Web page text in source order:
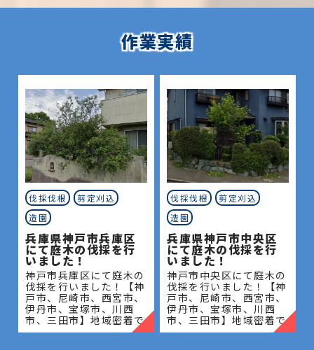
伐採、支障木、支障木 伐採、特殊 伐採、竹林 伐採、
立木 伐採、高木 伐採、大木 伐採、伐採 料金、樹木
金、庭木 伐採 価格、高い 木 を 切る、アーボ リス
ト、木 の 伐採 業者、伐採 費用、庭 の 木 の 伐採 値
段、樹木 伐採 費用、 高く なり すぎ た 木 剪定、巨
木 の 伐採、20m ケヤキ 伐採 、処分 費用、杉 伐
採、ケヤキ 伐採、欅 伐採、クスノキ 伐採、ヒノキ
伐採、ソテツ 伐採、松の木 伐採、桜の 木 伐採、シ
ュロ の 木 伐採、シマトネリコ 伐採、大木 伐採 費
用、高く なり すぎ た 木 剪定、特殊 伐採 費用、山
の 木 の 伐採、立木 伐採、庭木 伐採 業者、植木 伐
採、大木 伐採 業者、神社 の 木 伐採、竹 伐採、
10m の 木 伐採、11m の 木 伐採、12m の 木 伐
採、13m の 木 伐採、14m の 木 伐採、15m の 木
伐採、16m の 木 伐採、17m の 木 伐採、19m の
木 伐採、20m の 木 伐採
す。
【対応エリア】
兵庫県：神戸市(東灘区、灘区、中央区、兵庫区、長
田区、須磨区、垂水区、北区、西区)、尼崎市、西宮
市、芦屋市
【詳細】
兵庫県 神戸市 伐採、兵庫県神戸市北区 伐採、
兵庫県神戸市西区 伐採、兵庫県神戸市東灘区 伐
採、兵庫県神戸市灘区 伐採、兵庫県神戸市中央
区 伐採、兵庫県神戸市兵庫区 伐採、兵庫県神戸
市長田区 伐採、兵庫県神戸市須磨区 伐採、兵庫
県神戸市垂水区 伐採、尼崎市 伐採、尼崎市 潮
江 伐採、尼崎市 上坂部 伐採、尼崎市 南塚口
町 伐採、芦屋市 伐採、芦屋市 朝日が丘町 伐
豊富な経験と知識を活かして、皆様のお庭の魅力を最
お庭や緑に関する疑問には相談に乗り、気になる料金
についても正確なお見積りを提出させていただきま
す。
まずはお気軽に何なりとお問合せください。
【対応エリア】
兵庫県：神戸市(東灘区、灘区、中央区、兵庫区、長
田区、須磨区、垂水区、北区、西区)、尼崎市、西宮
市、芦屋市
【詳細】
そのほかの作業事例はこちら
庭真は、気軽に何でも相談できる神戸周辺、北摂エ
リアでの植木屋さんとして、地域の皆様のお庭のお悩
みにしっかりお答えして様々な問題を解決し、お客
様の大切な緑の空間をしっかりお守りさせていただ
きます。
庭木や植木などの緑はすべて生き物ですので、それら
の魅力を引き出すためには、時間と手間をかける必
要があります。
豊富な経験と知識を活かして、皆様のお庭の魅力を最
大限に活かせるよう、しっかりサポートさせていた
だきます。
お庭や緑に関する疑問には相談に乗り、気になる料金
作業実績
伐採伐根
剪定刈込
造園
兵庫県神戸市兵庫区
にて庭木の伐採を行
いました！
神戸市兵庫区にて庭木の
伐採を行いました！【神
戸市、尼崎市、西宮市、
伊丹市、宝塚市、川西
市、三田市】地域密着で
伐採・抜根・剪定・草刈
伐採伐根
剪定刈込
造園
兵庫県神戸市中央区
にて庭木の伐採を行
いました！
神戸市中央区にて庭木の
伐採を行いました！【神
戸市、尼崎市、西宮市、
伊丹市、宝塚市、川西
市、三田市】地域密着で
伐採・抜根・剪定・草刈